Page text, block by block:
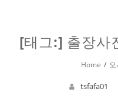
[태그:] 출장사
Home 오
tsfafa01